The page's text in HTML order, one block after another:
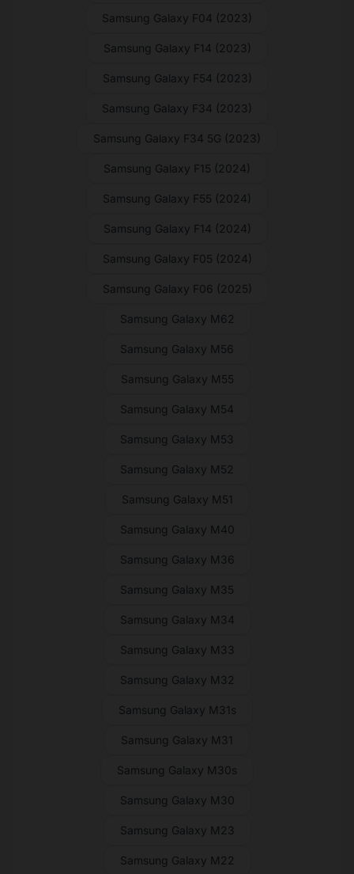
Samsung Galaxy F04 (2023)
Samsung Galaxy F14 (2023)
Samsung Galaxy F54 (2023)
Samsung Galaxy F34 (2023)
Samsung Galaxy F34 5G (2023)
Samsung Galaxy F15 (2024)
Samsung Galaxy F55 (2024)
Samsung Galaxy F14 (2024)
Samsung Galaxy F05 (2024)
Samsung Galaxy F06 (2025)
Samsung Galaxy M62
Samsung Galaxy M56
Samsung Galaxy M55
Samsung Galaxy M54
Samsung Galaxy M53
Samsung Galaxy M52
Samsung Galaxy M51
Samsung Galaxy M40
Samsung Galaxy M36
Samsung Galaxy M35
Samsung Galaxy M34
Samsung Galaxy M33
Samsung Galaxy M32
Samsung Galaxy M31s
Samsung Galaxy M31
Samsung Galaxy M30s
Samsung Galaxy M30
Samsung Galaxy M23
Samsung Galaxy M22